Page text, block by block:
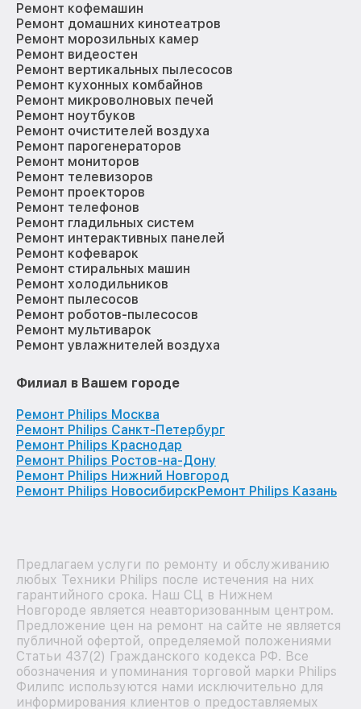
Ремонт кофемашин
Ремонт домашних кинотеатров
Ремонт морозильных камер
Ремонт видеостен
Ремонт вертикальных пылесосов
Ремонт кухонных комбайнов
Ремонт микроволновых печей
Ремонт ноутбуков
Ремонт очистителей воздуха
Ремонт парогенераторов
Ремонт мониторов
Ремонт телевизоров
Ремонт проекторов
Ремонт телефонов
Ремонт гладильных систем
Ремонт интерактивных панелей
Ремонт кофеварок
Ремонт стиральных машин
Ремонт холодильников
Ремонт пылесосов
Ремонт роботов-пылесосов
Ремонт мультиварок
Ремонт увлажнителей воздуха
Филиал в Вашем городе
Ремонт Philips Москва
Ремонт Philips Санкт-Петербург
Ремонт Philips Краснодар
Ремонт Philips Ростов-на-Дону
Ремонт Philips Нижний Новгород
Ремонт Philips НовосибирскРемонт Philips Казань
Предлагаем услуги по ремонту и обслуживанию
любых Техники Philips после истечения на них
гарантийного срока. Наш СЦ в Нижнем
Новгороде является неавторизованным центром.
Предложение цен на ремонт на сайте не является
публичной офертой, определяемой положениями
Статьи 437(2) Гражданского кодекса РФ. Все
обозначения и упоминания торговой марки Philips
Филипс используются нами исключительно для
информирования клиентов о предоставляемых